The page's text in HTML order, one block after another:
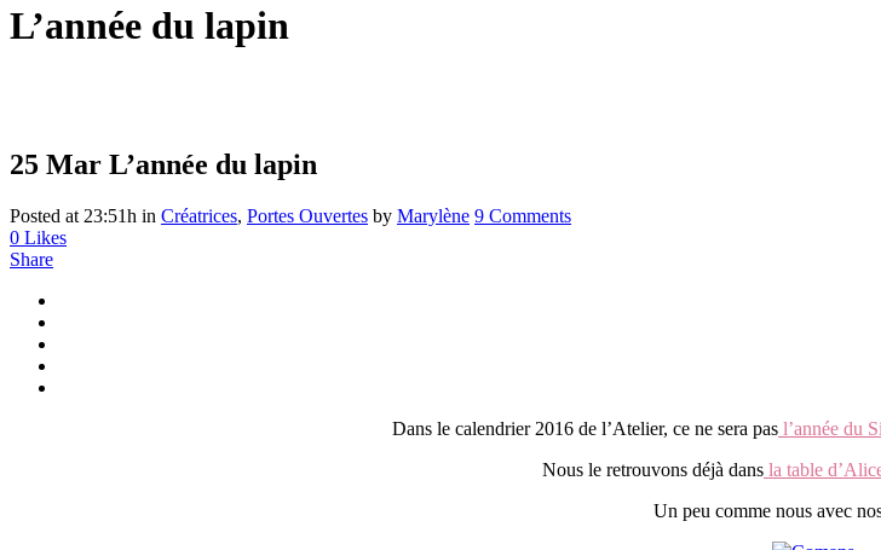
L’année du lapin
25 Mar L’année du lapin
Posted at 23:51h in Créatrices, Portes Ouvertes by Marylène 9 Comments
0 Likes
Share
Dans le calendrier 2016 de l’Atelier, ce ne sera pas l’année du
Nous le retrouvons déjà dans la table
Un peu comme nous avec